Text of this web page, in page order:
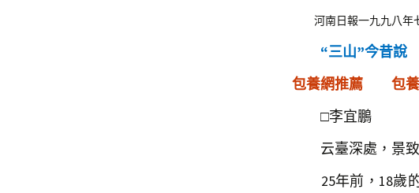
河南日報一九九八年七
“三山”今昔說
包養網推薦
包
□李宜鵬
云臺深處，景致
25年前，18歲的